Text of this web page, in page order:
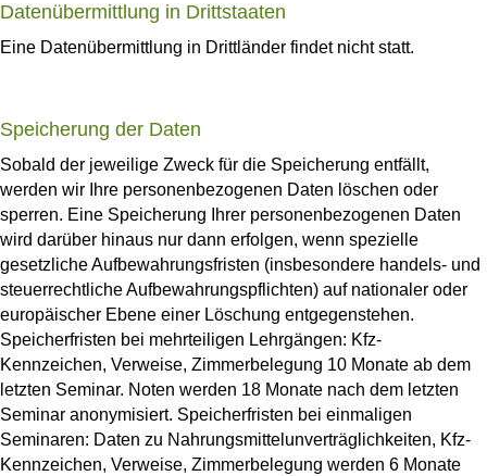
Datenübermittlung in Drittstaaten
Eine Datenübermittlung in Drittländer findet nicht statt.
Speicherung der Daten
Sobald der jeweilige Zweck für die Speicherung entfällt,
werden wir Ihre personenbezogenen Daten löschen oder
sperren. Eine Speicherung Ihrer personenbezogenen Daten
wird darüber hinaus nur dann erfolgen, wenn spezielle
gesetzliche Aufbewahrungsfristen (insbesondere handels- und
steuerrechtliche Aufbewahrungspflichten) auf nationaler oder
europäischer Ebene einer Löschung entgegenstehen.
Speicherfristen bei mehrteiligen Lehrgängen: Kfz-
Kennzeichen, Verweise, Zimmerbelegung 10 Monate ab dem
letzten Seminar. Noten werden 18 Monate nach dem letzten
Seminar anonymisiert. Speicherfristen bei einmaligen
Seminaren: Daten zu Nahrungsmittelunverträglichkeiten, Kfz-
Kennzeichen, Verweise, Zimmerbelegung werden 6 Monate